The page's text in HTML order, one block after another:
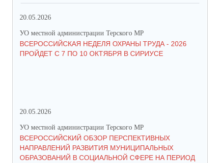
20.05.2026
УО местной администрации Терского МР
ВСЕРОССИЙСКАЯ НЕДЕЛЯ ОХРАНЫ ТРУДА - 2026
ПРОЙДЕТ С 7 ПО 10 ОКТЯБРЯ В СИРИУСЕ
20.05.2026
УО местной администрации Терского МР
ВСЕРОССИЙСКИЙ ОБЗОР ПЕРСПЕКТИВНЫХ
НАПРАВЛЕНИЙ РАЗВИТИЯ МУНИЦИПАЛЬНЫХ
ОБРАЗОВАНИЙ В СОЦИАЛЬНОЙ СФЕРЕ НА ПЕРИОД